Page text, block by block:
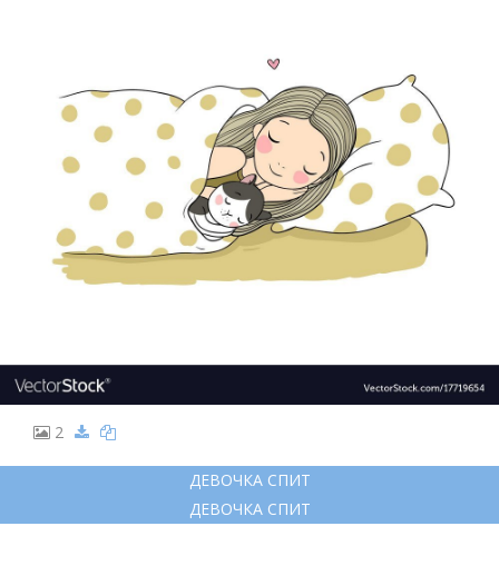
2
ДЕВОЧКА СПИТ
ДЕВОЧКА СПИТ